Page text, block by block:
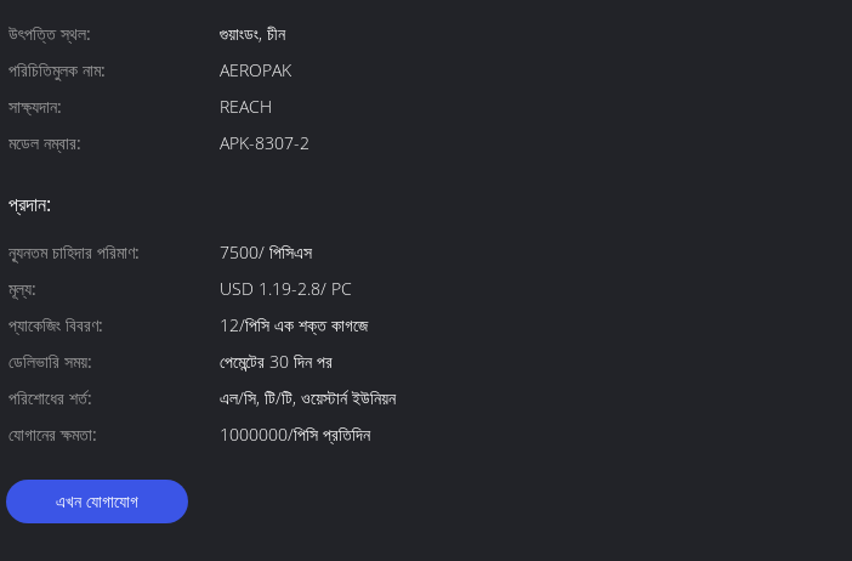
উৎপত্তি স্থল:
গুয়াংডং, চীন
পরিচিতিমুলক নাম:
AEROPAK
সাক্ষ্যদান:
REACH
মডেল নম্বার:
APK-8307-2
প্রদান:
ন্যূনতম চাহিদার পরিমাণ:
7500/ পিসিএস
মূল্য:
USD 1.19-2.8/ PC
প্যাকেজিং বিবরণ:
12/পিসি এক শক্ত কাগজে
ডেলিভারি সময়:
পেমেন্টের 30 দিন পর
পরিশোধের শর্ত:
এল/সি, টি/টি, ওয়েস্টার্ন ইউনিয়ন
যোগানের ক্ষমতা:
1000000/পিসি প্রতিদিন
এখন যোগাযোগ